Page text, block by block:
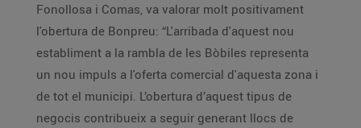
Fonollosa i Comas, va valorar molt positivament
l'obertura de Bonpreu: “L'arribada d'aquest nou
establiment a la rambla de les Bòbiles representa
un nou impuls a l'oferta comercial d'aquesta zona i
de tot el municipi. L’obertura d’aquest tipus de
negocis contribueix a seguir generant llocs de